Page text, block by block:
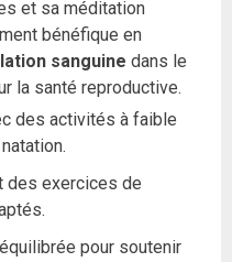
et sa méditation
bénéfique en
sanguine dans le
la santé reproductive.
des activités à faible
des exercices de
pour soutenir